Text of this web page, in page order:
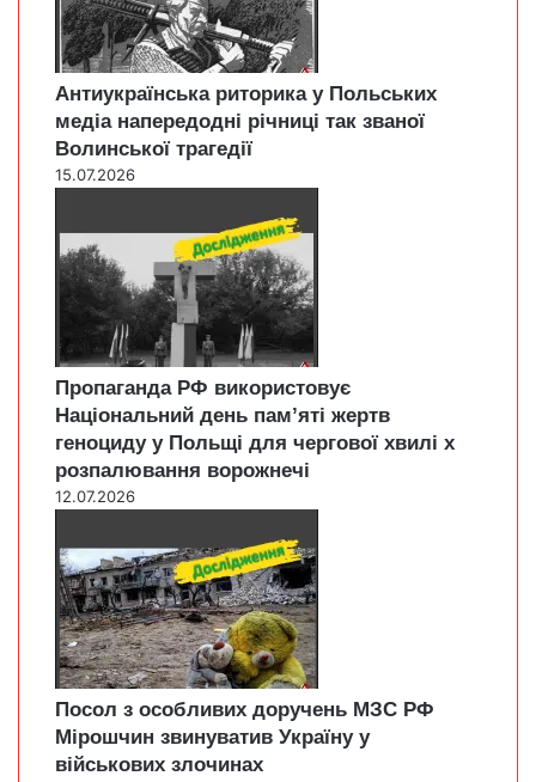
Антиукраїнська риторика у Польських
медіа напередодні річниці так званої
Волинської трагедії
15.07.2026
Пропаганда РФ використовує
Національний день пам’яті жертв
геноциду у Польщі для чергової хвилі х
розпалювання ворожнечі
12.07.2026
Посол з особливих доручень МЗС РФ
Мірошчин звинуватив Україну у
військових злочинах